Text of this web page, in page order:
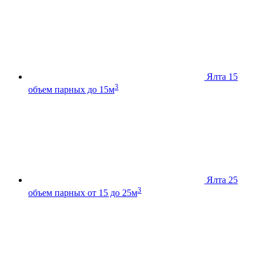
Ялта 15
объем парных до 15м3
Ялта 25
объем парных от 15 до 25м3